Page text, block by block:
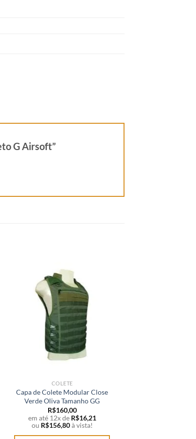
G Airsoft”
COLETE
Capa de Colete Modular Close
Verde Oliva Tamanho GG
R$160,00
em até 12x de R$16,21
ou R$156,80à vista!